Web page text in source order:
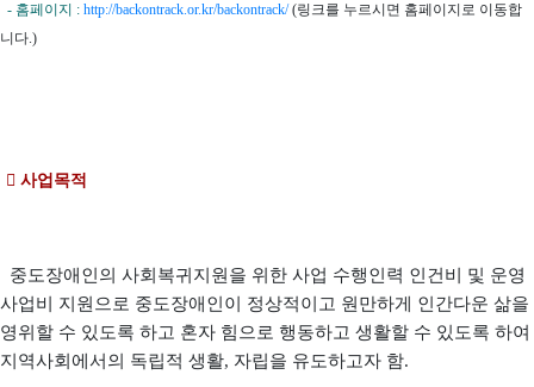
- 홈페이지 : http://backontrack.or.kr/backontrack/(링크를 누르시면 홈페이지로 이동합
니다.)
 사업목적
중도장애인의 사회복귀지원을 위한 사업 수행인력 인건비 및 운영
사업비 지원으로 중도장애인이 정상적이고 원만하게 인간다운 삶을
영위할 수 있도록 하고 혼자 힘으로 행동하고 생활할 수 있도록 하여
지역사회에서의 독립적 생활, 자립을 유도하고자 함.